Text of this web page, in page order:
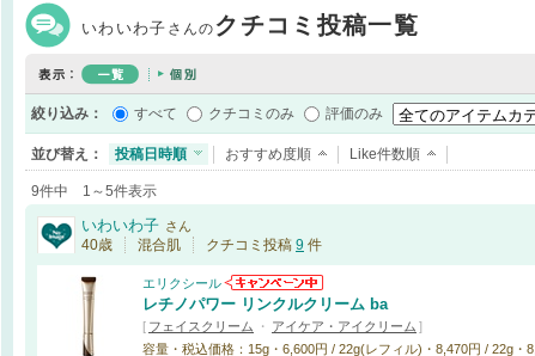
いわいわ子 さんのクチコミ投稿一覧
絞り込み： すべて クチコミのみ 評価のみ
並び替え： 投稿日時順 おすすめ度順 Like件数順
9件中 1～5件表示
いわいわ子 さん
40歳 混合肌 クチコミ投稿 9 件
エリクシール
レチノパワー リンクルクリーム ba
[ フェイスクリーム ・ アイケア・アイクリーム ]
容量・税込価格：15g・6,600円 / 22g(レフィル)・8,470円 / 22g・